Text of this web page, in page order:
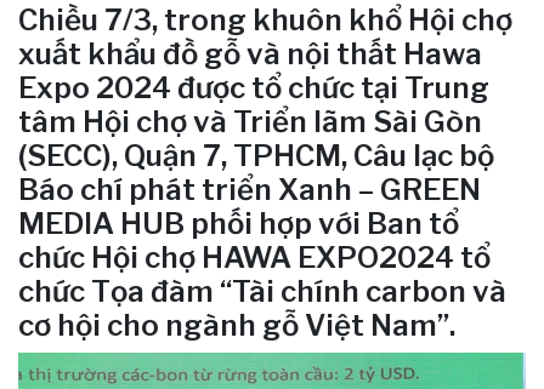
Chiều 7/3, trong khuôn khổ Hội chợ
xuất khẩu đồ gỗ và nội thất Hawa
Expo 2024 được tổ chức tại Trung
tâm Hội chợ và Triển lãm Sài Gòn
(SECC), Quận 7, TPHCM, Câu lạc bộ
Báo chí phát triển Xanh – GREEN
MEDIA HUB phối hợp với Ban tổ
chức Hội chợ HAWA EXPO2024 tổ
chức Tọa đàm “Tài chính carbon và
cơ hội cho ngành gỗ Việt Nam”.